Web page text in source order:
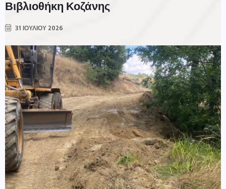
Βιβλιοθήκη Κοζάνης
31 ΙΟΥΛΊΟΥ 2026